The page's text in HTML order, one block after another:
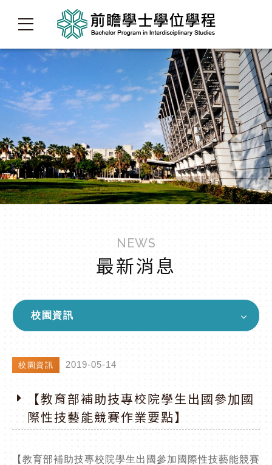
NEWS
最新消息
校園資訊
校園資訊 2019-05-14
【教育部補助技專校院學生出國參加國
際性技藝能競賽作業要點】
【教育部補助技專校院學生出國參加國際性技藝能競賽